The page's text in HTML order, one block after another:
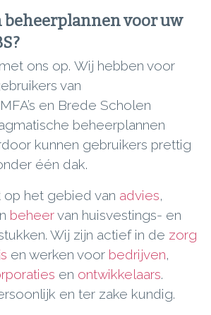
beheerplannen voor uw
met ons op. Wij hebben voor
van
en Brede Scholen
beheerplannen
kunnen gebruikers prettig
één dak.
op het gebied van advies,
beheervan huisvestings- en
Wij zijn actief in de zorg
en werken voor bedrijven,
en ontwikkelaars.
en ter zake kundig.